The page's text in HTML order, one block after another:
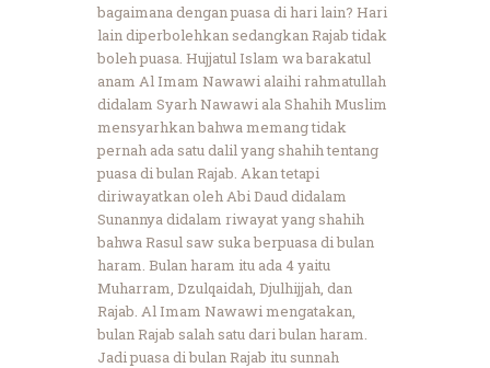
bagaimana dengan puasa di hari lain? Hari
lain diperbolehkan sedangkan Rajab tidak
boleh puasa. Hujjatul Islam wa barakatul
anam Al Imam Nawawi alaihi rahmatullah
didalam Syarh Nawawi ala Shahih Muslim
mensyarhkan bahwa memang tidak
pernah ada satu dalil yang shahih tentang
puasa di bulan Rajab. Akan tetapi
diriwayatkan oleh Abi Daud didalam
Sunannya didalam riwayat yang shahih
bahwa Rasul saw suka berpuasa di bulan
haram. Bulan haram itu ada 4 yaitu
Muharram, Dzulqaidah, Djulhijjah, dan
Rajab. Al Imam Nawawi mengatakan,
bulan Rajab salah satu dari bulan haram.
Jadi puasa di bulan Rajab itu sunnah